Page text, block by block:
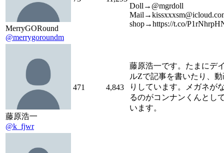
MerryGORound
@merrygoroundm
Doll→@mgrdoll
shop→https://t.co/
藤原浩一
@k_fjwr
471 4,843
藤原浩一です。たまにデ
ルZで記事を書いたり、
りしています。メガネが
るのがコンナンくんとし
います。